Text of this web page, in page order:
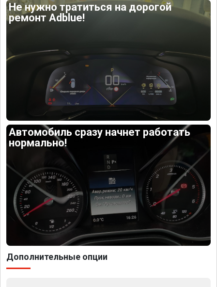
Не нужно тратиться на дорогой
ремонт Adblue!
Автомобиль сразу начнет работать
нормально!
Дополнительные опции